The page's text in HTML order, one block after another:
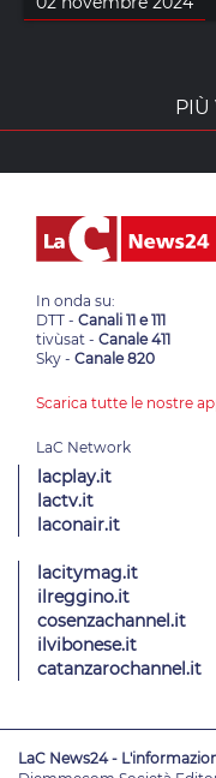
PIÙ
In onda su:
DTT - Canali 11 e 111
tivùsat - Canale 411
Sky - Canale 820
Scarica tutte le nostre
lacplay.it
lactv.it
laconair.it
lacitymag.it
ilreggino.it
cosenzachannel.it
ilvibonese.it
catanzarochannel.it
LaC News24 -